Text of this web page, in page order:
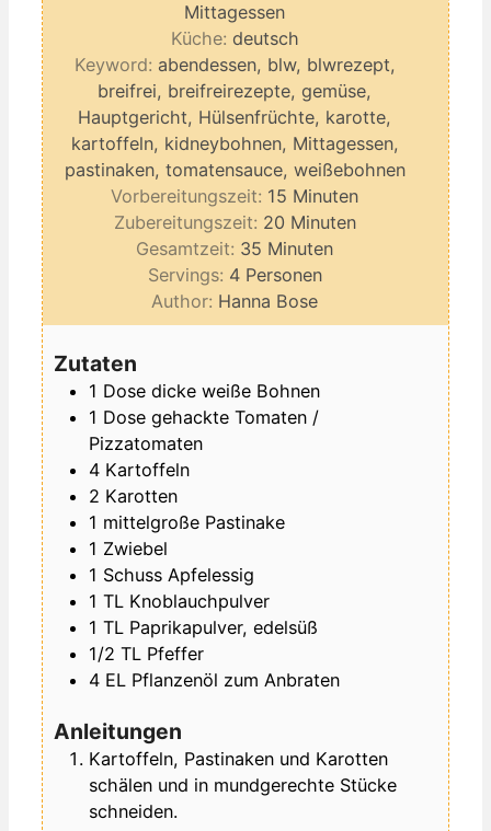
Mittagessen
Küche: deutsch
Keyword: abendessen, blw, blwrezept,
breifrei, breifreirezepte, gemüse,
Hauptgericht, Hülsenfrüchte, karotte,
kartoffeln, kidneybohnen, Mittagessen,
pastinaken, tomatensauce, weißebohnen
Vorbereitungszeit: 15 Minuten
Minuten
Zubereitungszeit: 20Minuten
Minuten
Gesamtzeit: 35 Minuten
Minuten
Servings: 4 Personen
Author: Hanna Bose
Zutaten
1 Dose dicke weiße Bohnen
1 Dose gehackte Tomaten /
Pizzatomaten
4 Kartoffeln
2 Karotten
1 mittelgroße Pastinake
1 Zwiebel
1 Schuss Apfelessig
1 TL Knoblauchpulver
1 TL Paprikapulver, edelsüß
1/2 TL Pfeffer
4 EL Pflanzenöl zum Anbraten
Anleitungen
Kartoffeln, Pastinaken und Karotten
schälen und in mundgerechte Stücke
schneiden.